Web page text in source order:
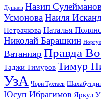
Душаев Назип Сулейманов
УсмоноваНаиля
Петрачкова Наталья
Николай Барашкин
Ватанияр Правда
Таджи Тимуров Тимур
УзА Чори Тухтаев
Юсуп Ибрагимов Яркул